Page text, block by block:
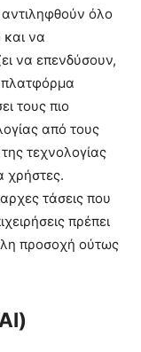
αντιληφθούν όλο
να
να επενδύσουν,
πλατφόρμα
τους πιο
από τους
τεχνολογίας
χρήστες.
τάσεις που
πρέπει
προσοχή ούτως